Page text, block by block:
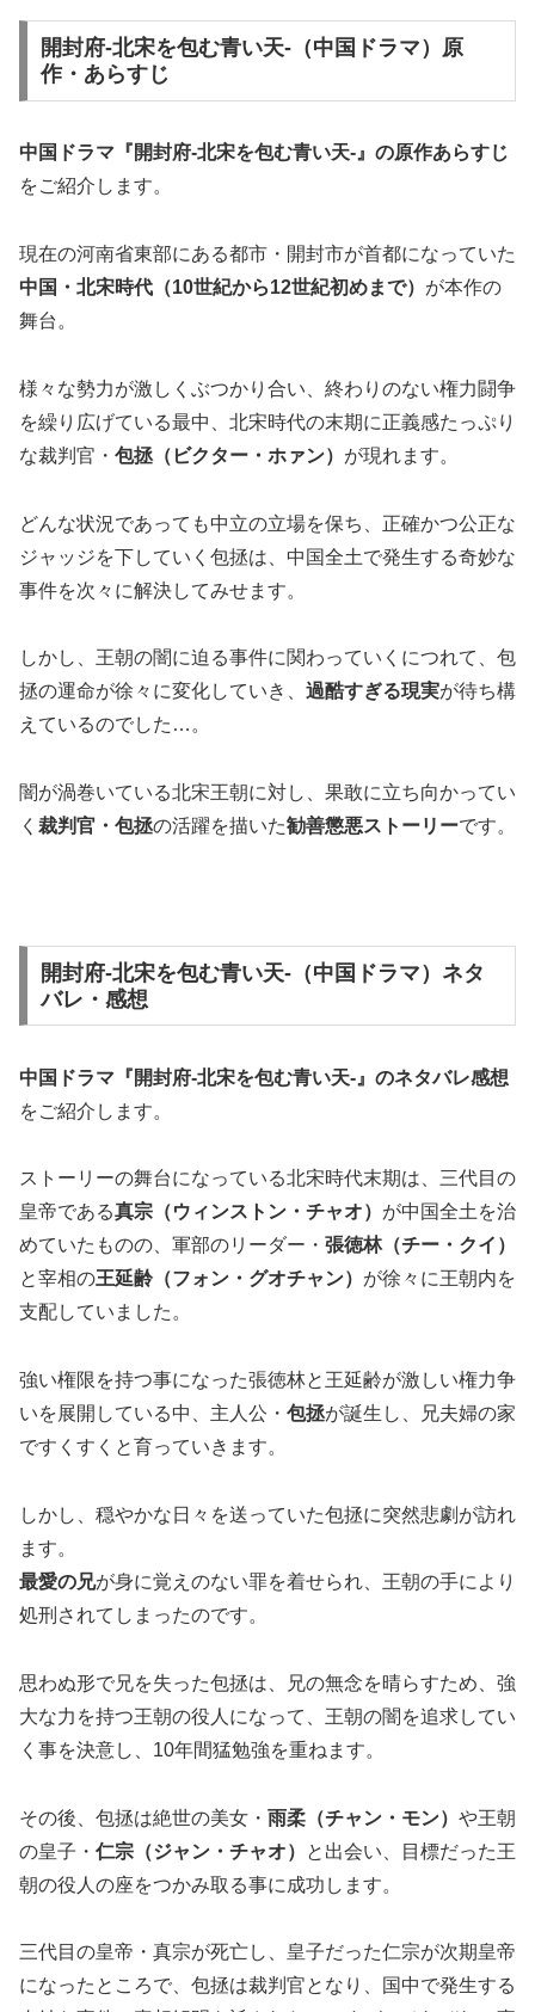
開封府-北宋を包む青い天-（中国ドラマ）原
作・あらすじ
中国ドラマ『開封府-北宋を包む青い天-』の原作あらすじ
をご紹介します。
現在の河南省東部にある都市・開封市が首都になっていた
中国・北宋時代（10世紀から12世紀初めまで） が本作の
舞台。
様々な勢力が激しくぶつかり合い、終わりのない権力闘争
を繰り広げている最中、北宋時代の末期に正義感たっぷり
な裁判官・ 包拯（ビクター・ホァン） が現れます。
どんな状況であっても中立の立場を保ち、正確かつ公正な
ジャッジを下していく包拯は、中国全土で発生する奇妙な
事件を次々に解決してみせます。
しかし、王朝の闇に迫る事件に関わっていくにつれて、包
拯の運命が徐々に変化していき、 過酷すぎる現実が待ち構
えているのでした…。
闇が渦巻いている北宋王朝に対し、果敢に立ち向かってい
く 裁判官・包拯の活躍を描いた勧善懲悪ストーリーです。
開封府-北宋を包む青い天-（中国ドラマ）ネタ
バレ・感想
中国ドラマ『開封府-北宋を包む青い天-』のネタバレ感想
をご紹介します。
ストーリーの舞台になっている北宋時代末期は、三代目の
皇帝である真宗（ウィンストン・チャオ） が中国全土を治
めていたものの、軍部のリーダー・ 張徳林（チー・クイ）
と宰相の王延齢（フォン・グオチャン） が徐々に王朝内を
支配していました。
強い権限を持つ事になった張徳林と王延齢が激しい権力争
いを展開している中、主人公・ 包拯が誕生し、兄夫婦の家
ですくすくと育っていきます。
しかし、穏やかな日々を送っていた包拯に突然悲劇が訪れ
ます。
最愛の兄が身に覚えのない罪を着せられ、王朝の手により
処刑されてしまったのです。
思わぬ形で兄を失った包拯は、兄の無念を晴らすため、強
大な力を持つ王朝の役人になって、王朝の闇を追求してい
く事を決意し、10年間猛勉強を重ねます。
その後、包拯は絶世の美女・ 雨柔（チャン・モン） や王朝
の皇子・ 仁宗（ジャン・チャオ）
と出会い、目標だった王
朝の役人の座をつかみ取る事に成功します。
三代目の皇帝・真宗が死亡し、皇子だった仁宗が次期皇帝
になったところで、包拯は裁判官となり、国中で発生する